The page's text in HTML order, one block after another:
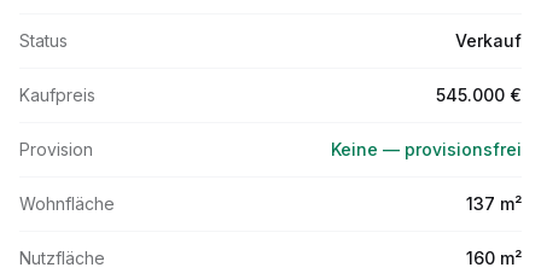
Status Verkauf
Kaufpreis 545.000 €
Provision Keine — provisionsfrei
Wohnfläche 137 m²
Nutzfläche 160 m²